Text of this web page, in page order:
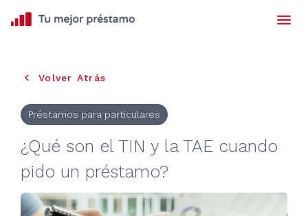
menu
keyboard_arrow_left Volver Atrás
Préstamos para particulares
¿Qué son el TIN y la TAE cuando
pido un préstamo?